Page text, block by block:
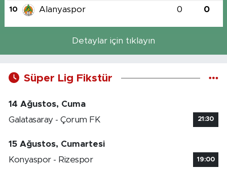
10 Alanyaspor 0 0
Detaylar için tıklayın
Süper Lig Fikstür
14 Ağustos, Cuma
Galatasaray - Çorum FK
21:30
15 Ağustos, Cumartesi
Konyaspor - Rizespor
19:00